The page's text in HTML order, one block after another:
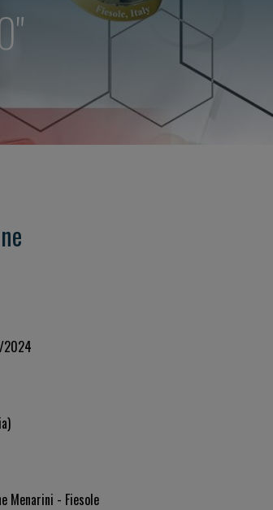
Menarini - Fiesole